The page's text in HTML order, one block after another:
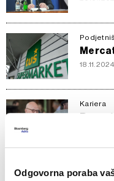
Odgovorna poraba
18.11.2024
Kariera
Splošno